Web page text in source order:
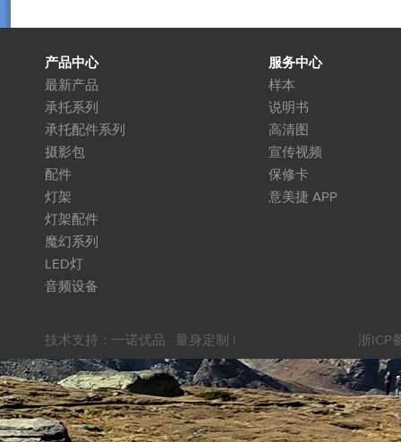
产品中心
最新产品
承托系列
承托配件系列
摄影包
配件
灯架
灯架配件
魔幻系列
LED灯
音频设备
服务中心
样本
说明书
高清图
宣传视频
保修卡
意美捷 APP
技术支持： 一诺优品 · 量身定制 | 浙ICP